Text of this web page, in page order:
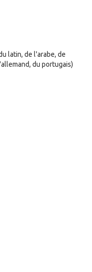
latin, de l'arabe, de
du portugais)